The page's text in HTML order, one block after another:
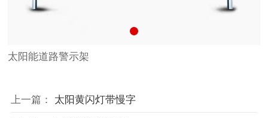
太阳能道路警示架
上一篇： 太阳黄闪灯带慢字